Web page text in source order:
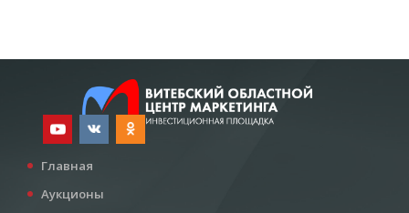
Главная
Аукционы